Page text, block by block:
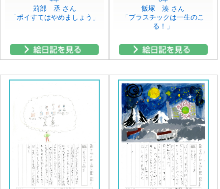
苅部 丞 さん
「ポイすてはやめましょう」
飯塚 湊 さん
「プラスチックは一生のこ
る！」